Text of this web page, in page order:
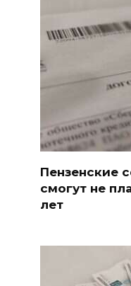
Пензенские
смогут не
лет